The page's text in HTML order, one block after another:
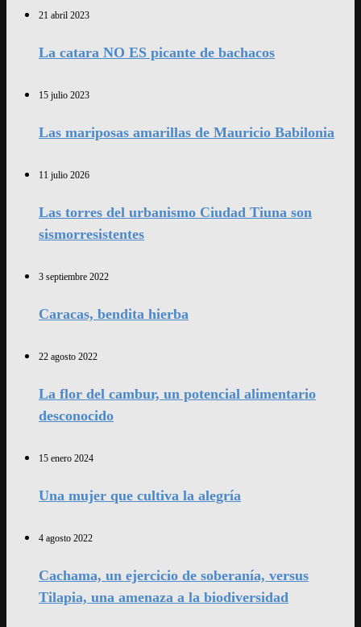
21 abril 2023
La catara NO ES picante de bachacos
15 julio 2023
Las mariposas amarillas de Mauricio Babilonia
11 julio 2026
Las torres del urbanismo Ciudad Tiuna son
sismorresistentes
3 septiembre 2022
Caracas, bendita hierba
22 agosto 2022
La flor del cambur, un potencial alimentario
desconocido
15 enero 2024
Una mujer que cultiva la alegría
4 agosto 2022
Cachama, un ejercicio de soberanía, versus
Tilapia, una amenaza a la biodiversidad